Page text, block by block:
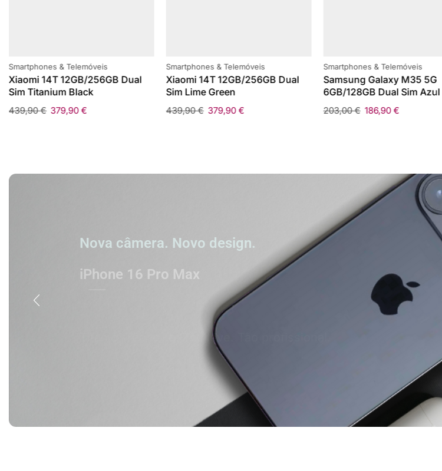
Smartphones & Telemóveis
Xiaomi 14T 12GB/256GB Dual
Sim Titanium Black
439,90€ 379,90€
Smartphones & Telemóveis
Xiaomi 14T 12GB/256GB Dual
Sim Lime Green
439,90€ 379,90€
Smartphones & Telemóveis
Samsung Galaxy M35 5G
6GB/128GB Dual Sim Azul
203,00€ 186,90€
Nova câmera. Novo design.
iPhone 16 Pro Max
Titânio. Tão forte. Tão leve. Tão profissional.